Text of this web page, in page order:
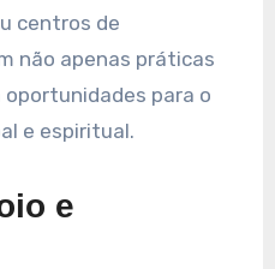
centros de
não apenas práticas
para o
e espiritual.
e